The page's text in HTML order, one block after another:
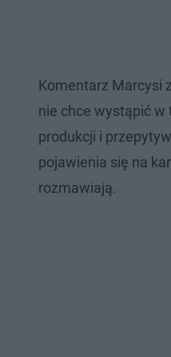
Komentarz Marcysi
nie chce wystąpić w
produkcji i
pojawienia się na
rozmawiają.